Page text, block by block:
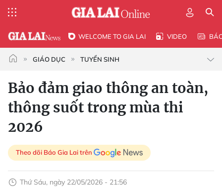
WELCOME TO GIA LAI VIDEO
GIÁO DỤC TUYỂN SINH
Bảo đảm giao thông an toàn,
thông suốt trong mùa thi
2026
Theo dõi Báo Gia Lai trên
Thứ Sáu, ngày 22/05/2026 - 21:56